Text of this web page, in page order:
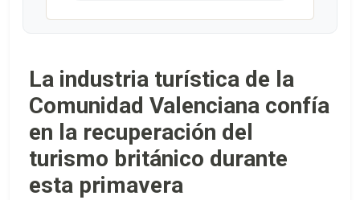
La industria turística de la
Comunidad Valenciana confía
en la recuperación del
turismo británico durante
esta primavera